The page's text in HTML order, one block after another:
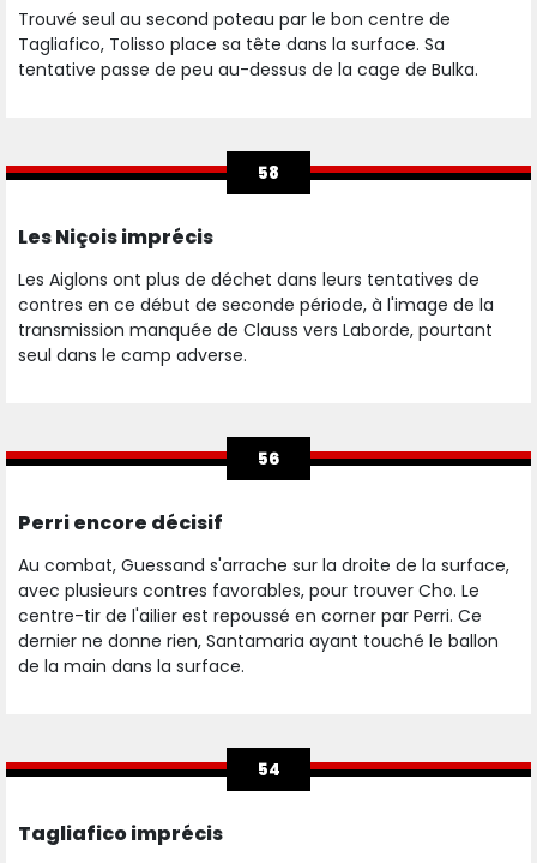
Trouvé seul au second poteau par le bon centre de
Tagliafico, Tolisso place sa tête dans la surface. Sa
tentative passe de peu au-dessus de la cage de Bulka.
58
Les Niçois imprécis
Les Aiglons ont plus de déchet dans leurs tentatives de
contres en ce début de seconde période, à l'image de la
transmission manquée de Clauss vers Laborde, pourtant
seul dans le camp adverse.
56
Perri encore décisif
Au combat, Guessand s'arrache sur la droite de la surface,
avec plusieurs contres favorables, pour trouver Cho. Le
centre-tir de l'ailier est repoussé en corner par Perri. Ce
dernier ne donne rien, Santamaria ayant touché le ballon
de la main dans la surface.
54
Tagliafico imprécis